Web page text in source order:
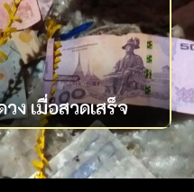
ง เมื่อสวดเสร็จ